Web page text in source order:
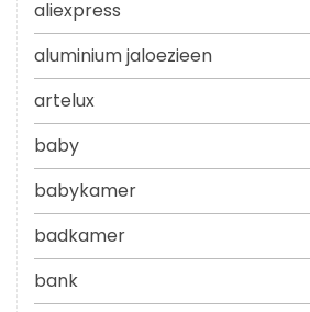
aliexpress
aluminium jaloezieen
artelux
baby
babykamer
badkamer
bank